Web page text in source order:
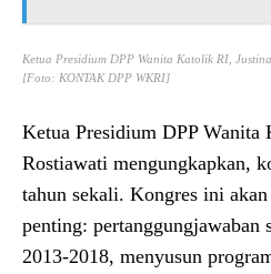
Ketua Presidium DPP Wanita Katolik RI,
[Foto: KONTAK DPP WKRI]
Ketua Presidium DPP Wanita
Rostiawati mengungkapkan,
tahun sekali. Kongres ini
penting: pertanggungjawaban
2013-2018, menyusun